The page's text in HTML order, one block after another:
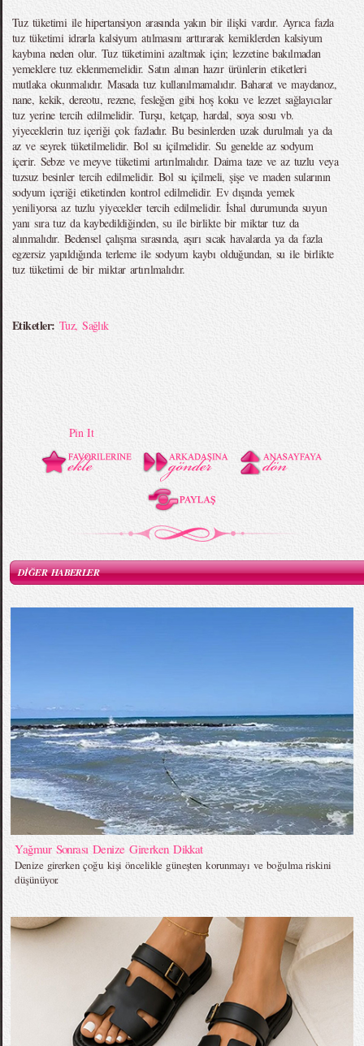
Tuz tüketimi ile hipertansiyon arasında yakın bir ilişki vardır. Ayrıca fazla
tuz tüketimi idrarla kalsiyum atılmasını arttırarak kemiklerden kalsiyum
kaybına neden olur. Tuz tüketimini azaltmak için; lezzetine bakılmadan
yemeklere tuz eklenmemelidir. Satın alınan hazır ürünlerin etiketleri
mutlaka okunmalıdır. Masada tuz kullanılmamalıdır. Baharat ve maydanoz,
nane, kekik, dereotu, rezene, fesleğen gibi hoş koku ve lezzet sağlayıcılar
tuz yerine tercih edilmelidir. Turşu, ketçap, hardal, soya sosu vb.
yiyeceklerin tuz içeriği çok fazladır. Bu besinlerden uzak durulmalı ya da
az ve seyrek tüketilmelidir. Bol su içilmelidir. Su genelde az sodyum
içerir. Sebze ve meyve tüketimi artırılmalıdır. Daima taze ve az tuzlu veya
tuzsuz besinler tercih edilmelidir. Bol su içilmeli, şişe ve maden sularının
sodyum içeriği etiketinden kontrol edilmelidir. Ev dışında yemek
yeniliyorsa az tuzlu yiyecekler tercih edilmelidir. İshal durumunda suyun
yanı sıra tuz da kaybedildiğinden, su ile birlikte bir miktar tuz da
alınmalıdır. Bedensel çalışma sırasında, aşırı sıcak havalarda ya da fazla
egzersiz yapıldığında terleme ile sodyum kaybı olduğundan, su ile birlikte
tuz tüketimi de bir miktar artırılmalıdır.
Etiketler: Tuz,Sağlık
Pin It
DİĞER HABERLER
Yağmur Sonrası Denize Girerken Dikkat
Denize girerken çoğu kişi öncelikle güneşten korunmayı ve boğulma riskini
düşünüyor.